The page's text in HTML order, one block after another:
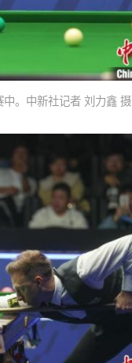
中。中新社记者 刘力鑫 摄